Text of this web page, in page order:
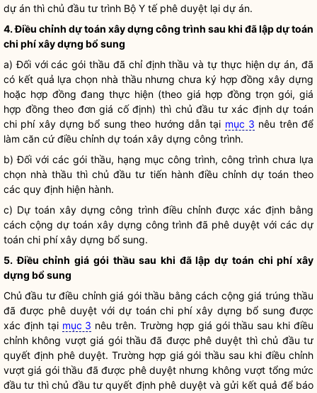
dự án thì chủ đầu tư trình Bộ Y tế phê duyệt lại dự án.
4. Điều chỉnh dự toán xây dựng công trình sau khi đã lập dự toán
chi phíxây dựng bổ sung
a) Đối với các gói thầu đã chỉ định thầu và tự thực hiện dự án, đã
có kết quả lựa chọn nhà thầu nhưng chưa ký hợp đồng xây dựng
hoặc hợp đồng đang thực hiện (theo giá hợp đồng trọn gói, giá
hợp đồng theo đơn giá cố định) thì chủ đầu tư xác định dự toán
chi phíxây dựng bổ sung theo hướng dẫn tại mục 3 nêu trên để
làm căn cứ điều chỉnh dự toán xây dựng công trình.
b) Đối với các gói thầu, hạng mục công trình, công trình chưa lựa
chọn nhà thầu thì chủ đầu tư tiến hành điều chỉnh dự toán theo
các quy định hiện hành.
c) Dự toán xây dựng công trình điều chỉnh được xác định bằng
cách cộng dự toán xây dựng công trình đã phê duyệt với các dự
toán chi phíxây dựng bổ sung.
5. Điều chỉnh giá gói thầu sau khi đã lập dự toán chi phí xây
dựng bổ sung
Chủ đầu tư điều chỉnh giá gói thầu bằng cách cộng giá trúng thầu
đã được phê duyệt với dự toánchi phíxây dựng bổ sung được
xác định tại mục 3 nêu trên. Trường hợp giá gói thầu sau khi điều
chỉnh không vượt giá gói thầu đã được phê duyệt thì chủ đầu tư
quyết định phê duyệt. Trường hợp giá gói thầu sau khi điều chỉnh
vượt giá gói thầu đã được phê duyệt nhưng không vượt tổng mức
đầu tư thì chủ đầu tư quyết định phê duyệt và gửi kết quả để báo